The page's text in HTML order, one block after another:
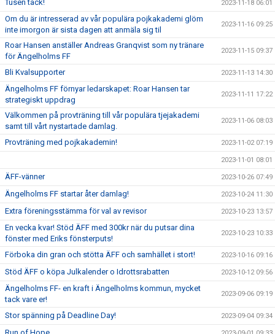
Tusen tack! 2023-11-18 06:01
Om du är intresserad av vår populära pojkakademi glöm
inte imorgon är sista dagen att anmäla sig til
2023-11-16 09:25
Roar Hansen anställer Andreas Granqvist som ny tränare
för Ängelholms FF
2023-11-15 09:37
Bli Kvalsupporter 2023-11-13 14:30
Ängelholms FF förnyar ledarskapet: Roar Hansen tar
strategiskt uppdrag
2023-11-11 17:22
Välkommen på provträning till vår populära tjejakademi
samt till vårt nystartade damlag.
2023-11-06 08:03
Provträning med pojkakademin! 2023-11-02 07:19
2023-11-01 08:01
ÄFF-vänner 2023-10-26 07:49
Ängelholms FF startar åter damlag! 2023-10-24 11:30
Extra föreningsstämma för val av revisor 2023-10-23 13:57
En vecka kvar! Stöd ÄFF med 300kr när du putsar dina
fönster med Eriks fönsterputs!
2023-10-23 10:33
Förboka din gran och stötta ÄFF och samhället i stort! 2023-10-16 09:16
Stöd ÄFF o köpa Julkalender o Idrottsrabatten 2023-10-12 09:56
Ängelholms FF- en kraft i Ängelholms kommun, mycket
tack vare er!
2023-09-06 09:19
Stor spänning på Deadline Day! 2023-09-04 09:34